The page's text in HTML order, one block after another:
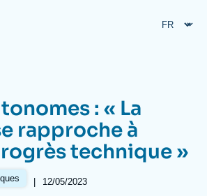
: « La
rapproche à
technique »
| 12/05/2023